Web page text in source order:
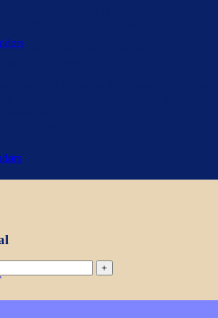
er små, tætte striber på en sort
effekt, i en antikguld farve.
når du bestiller.
på tapeter.
og antal ruller du skal bruge, eller bare
inden du køber online, kan du altid
eller
hvor vi er klar til at svarer